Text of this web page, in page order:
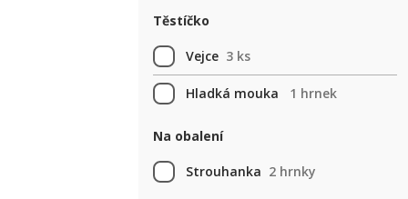
Těstíčko
Vejce 3 ks
Hladká mouka 1 hrnek
Na obalení
Strouhanka 2 hrnky